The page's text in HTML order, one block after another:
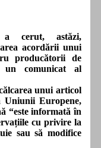
a cerut, astăzi,
acordării unui
producătorii de
un comunicat al
unui articol
Europene,
“este informată în
cu privire la
sau să modifice